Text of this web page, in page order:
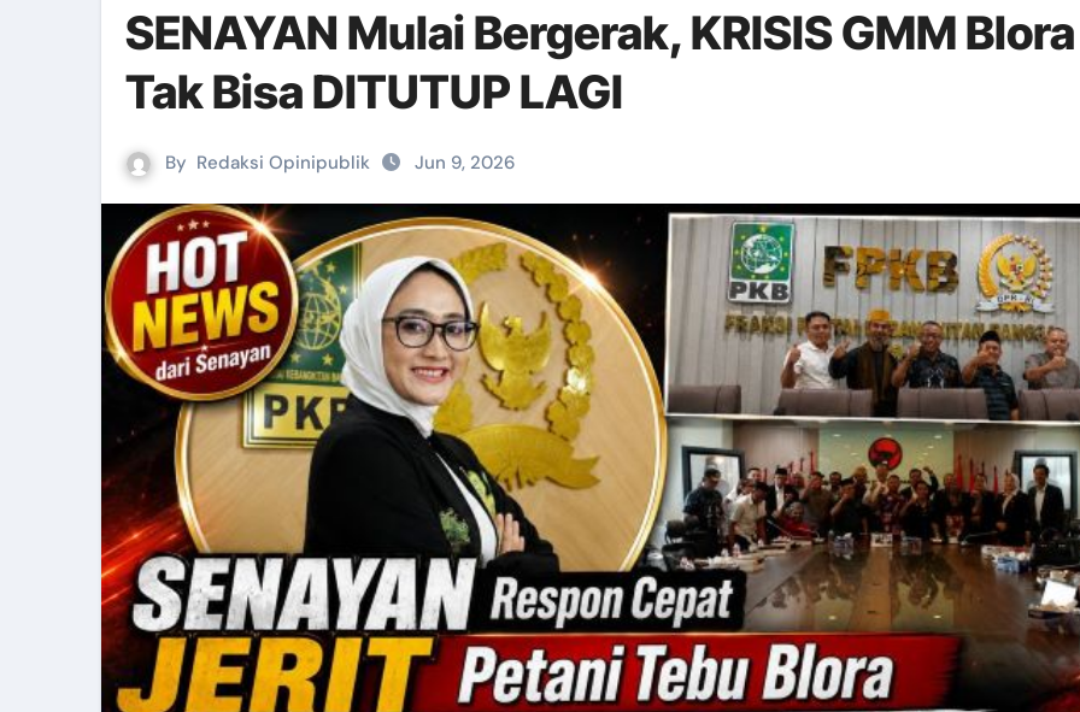
SENAYAN Mulai Bergerak, KRISIS GMM Blora
Tak Bisa DITUTUP LAGI
By Redaksi Opinipublik Jun 9, 2026